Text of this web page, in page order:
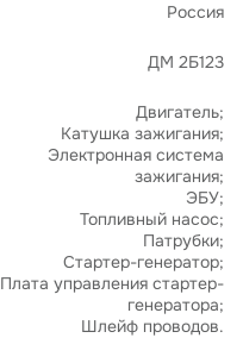
Россия
ДМ 2Б123
Двигатель;
Катушка зажигания;
Электронная система
зажигания;
ЭБУ;
Топливный насос;
Патрубки;
Стартер-генератор;
Плата управления стартер-
генератора;
Шлейф проводов.